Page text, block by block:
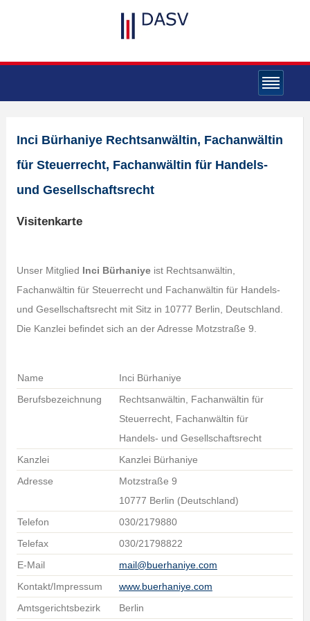
Inci Bürhaniye Rechtsanwältin, Fachanwältin
für Steuerrecht, Fachanwältin für Handels-
und Gesellschaftsrecht
Visitenkarte
Unser Mitglied Inci Bürhaniyeist Rechtsanwältin,
Fachanwältin für Steuerrecht und Fachanwältin für Handels-
und Gesellschaftsrecht mit Sitz in 10777 Berlin, Deutschland.
Die Kanzlei befindet sich an der Adresse Motzstraße 9.
Name
Inci Bürhaniye
Berufsbezeichnung
Rechtsanwältin, Fachanwältin für
Steuerrecht, Fachanwältin für
Handels- und Gesellschaftsrecht
Kanzlei
Kanzlei Bürhaniye
Adresse
Motzstraße 9
10777 Berlin (Deutschland)
Telefon
030/2179880
Telefax
030/21798822
E-Mail
mail@buerhaniye.com
Kontakt/Impressum
www.buerhaniye.com
Amtsgerichtsbezirk
Berlin